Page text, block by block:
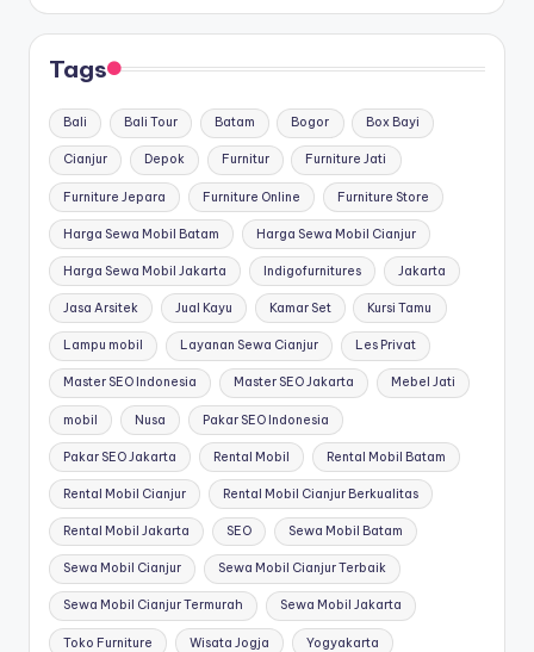
Tags
Bali Bali Tour Batam Bogor Box Bayi
Cianjur Depok Furnitur Furniture Jati
Furniture Jepara Furniture Online Furniture Store
Harga Sewa Mobil Batam Harga Sewa Mobil Cianjur
Harga Sewa Mobil Jakarta Indigofurnitures Jakarta
Jasa Arsitek Jual Kayu Kamar Set Kursi Tamu
Lampu mobil Layanan Sewa Cianjur Les Privat
Master SEO Indonesia Master SEO Jakarta Mebel Jati
mobil Nusa Pakar SEO Indonesia
Pakar SEO Jakarta Rental Mobil Rental Mobil Batam
Rental Mobil Cianjur Rental Mobil Cianjur Berkualitas
Rental Mobil Jakarta SEO Sewa Mobil Batam
Sewa Mobil Cianjur Sewa Mobil Cianjur Terbaik
Sewa Mobil Cianjur Termurah Sewa Mobil Jakarta
Toko Furniture Wisata Jogja Yogyakarta